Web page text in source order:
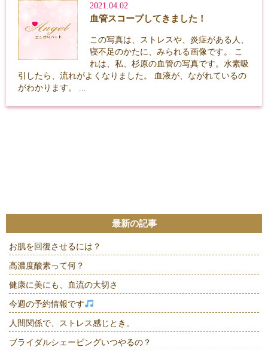
2021.04.02
血管スコープしてきました！
この写真は、ストレスや、炎症がある人、
寝不足のかたに、みられる画像です。 こ
れは、私、杉原の血管の写真です。水素吸
引したら、流れがよくなりました。 血液が、ながれているの
がわかります。 ...
最新の記事
お肌を回復させるには？
高濃度酸素って何？
健康に美にも、血流の大切さ
今週の予約情報です
人間関係で、ストレス感じとき。
ブライダルシェービングいつやるの？